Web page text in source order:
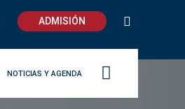
ADMISIÓN
NOTICIAS Y AGENDA